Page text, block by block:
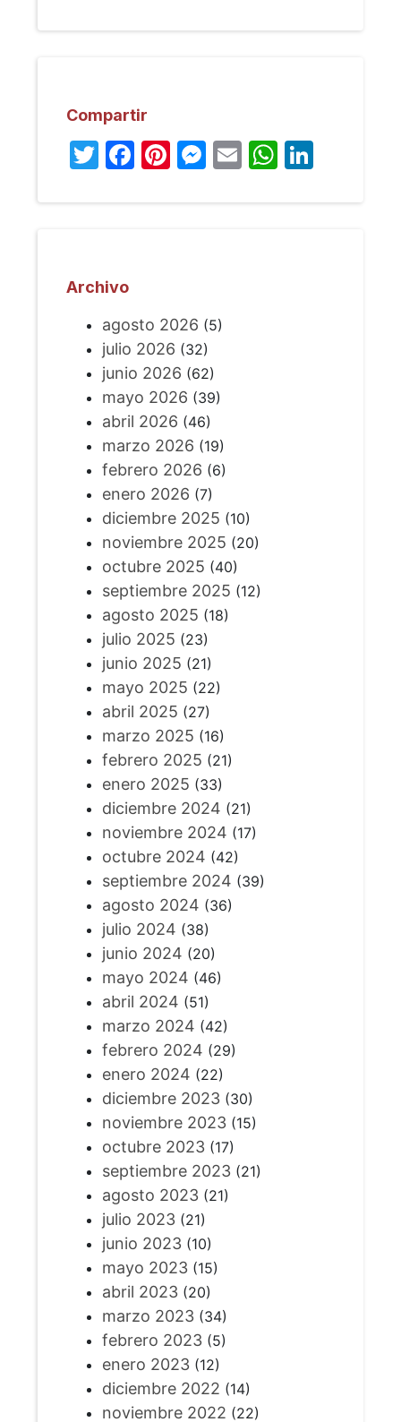
Compartir
Twitter
Facebook
Pinterest
Messenger
Email
Archivo
agosto 2026 (5)
julio 2026 (32)
junio 2026 (62)
mayo 2026 (39)
abril 2026 (46)
marzo 2026 (19)
febrero 2026 (6)
enero 2026 (7)
diciembre 2025 (10)
noviembre 2025 (20)
octubre 2025 (40)
septiembre 2025 (12)
agosto 2025 (18)
julio 2025 (23)
junio 2025 (21)
mayo 2025 (22)
abril 2025 (27)
marzo 2025 (16)
febrero 2025 (21)
enero 2025 (33)
diciembre 2024 (21)
noviembre 2024 (17)
octubre 2024 (42)
septiembre 2024 (39)
agosto 2024 (36)
julio 2024 (38)
junio 2024 (20)
mayo 2024 (46)
abril 2024 (51)
marzo 2024 (42)
febrero 2024 (29)
enero 2024 (22)
diciembre 2023(30)
noviembre 2023(15)
octubre 2023(17)
septiembre 2023(21)
agosto 2023(21)
julio 2023(21)
junio 2023(10)
mayo 2023(15)
abril 2023(20)
marzo 2023(34)
febrero 2023(5)
enero 2023(12)
diciembre 2022 (14)
noviembre 2022 (22)